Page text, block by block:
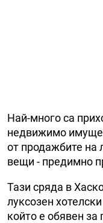
Най-много са
недвижимо
от продажбите на
вещи - предимно
Тази сряда в
луксозен
който е обявен за